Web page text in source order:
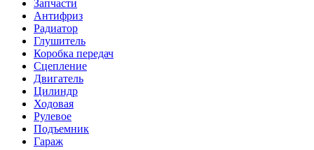
Запчасти
Антифриз
Радиатор
Глушитель
Коробка передач
Сцепление
Двигатель
Цилиндр
Ходовая
Рулевое
Подъемник
Гараж